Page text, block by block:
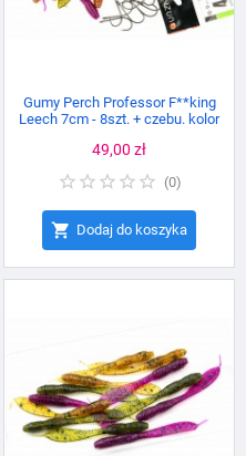
Gumy Perch Professor F**king
Leech 7cm - 8szt. + czebu. kolor
Cena
49,00 zł
(0)
 Dodaj do koszyka